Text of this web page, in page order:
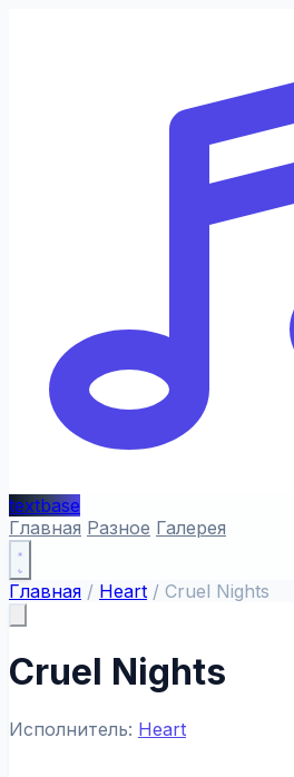
textbase
Главная Разное Галерея
Главная / Heart / Cruel Nights
Cruel Nights
Исполнитель: Heart